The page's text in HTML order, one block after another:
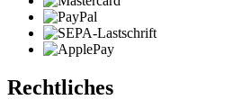
Rechtliches